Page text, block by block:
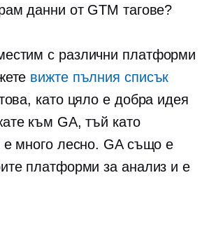
данни от GTM тагове?
с различни платформи
вижте пълния списък
като цяло е добра идея
към GA, тъй като
е много лесно. GA също е
платформи за анализ и е